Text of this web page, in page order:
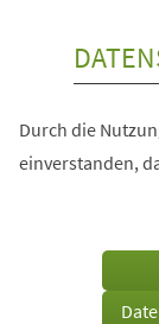
Durch die
einverstanden,